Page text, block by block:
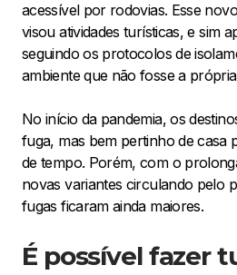
acessível por rodovias. Esse
visou atividades turísticas, e sim
seguindo os protocolos de
ambiente que não fosse a
No início da pandemia, os
fuga, mas bem pertinho de casa
de tempo. Porém, com o
novas variantes circulando pelo
fugas ficaram ainda maiores.
É possível fazer